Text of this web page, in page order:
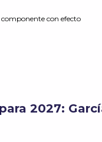
con efecto
2027: